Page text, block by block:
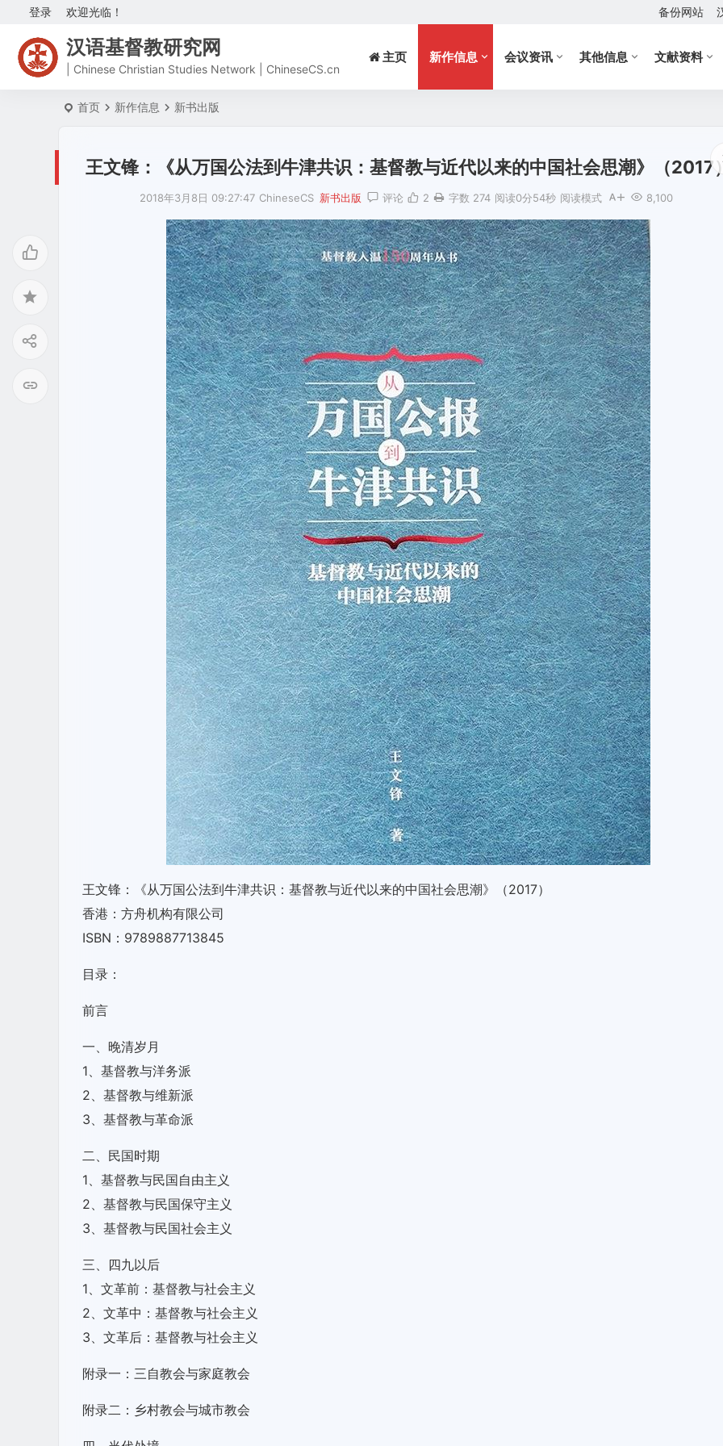
欢迎光临！
登录 备份网站
汉语基督教研究网
| Chinese Christian Studies Network | ChineseCS.cn
主页 新作信息 会议资讯 其他信息 文献资料
首页 新作信息 新书出版
王文锋：《从万国公法到牛津共识：基督教与近代以来的中国社会思潮》（2017
2018年3月8日 09:27:47 ChineseCS 新书出版 评论 8,100
2 字数 274 阅读0分54秒 阅读模式
王文锋：《从万国公法到牛津共识：基督教与近代以来的中国社会思潮》（2017）
香港：方舟机构有限公司
ISBN：9789887713845
目录：
前言
一、晚清岁月
1、基督教与洋务派
2、基督教与维新派
3、基督教与革命派
二、民国时期
1、基督教与民国自由主义
2、基督教与民国保守主义
3、基督教与民国社会主义
三、四九以后
1、文革前：基督教与社会主义
2、文革中：基督教与社会主义
3、文革后：基督教与社会主义
附录一：三自教会与家庭教会
附录二：乡村教会与城市教会